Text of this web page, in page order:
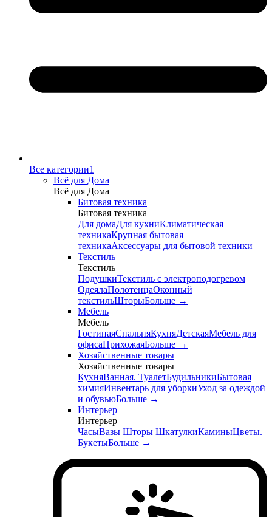
Все категории1
Всё для Дома
Всё для Дома
Битовая техника
Битовая техника
Для домаДля кухниКлиматическая
техникаКрупная бытовая
техникаАксессуары для бытовой техники
Текстиль
Текстиль
ПодушкиТекстиль с электроподогревом
ОдеялаПолотенцаОконный
текстильШторыБольше →
Мебель
Мебель
ГостинаяСпальняКухняДетскаяМебель для
офисаПрихожаяБольше →
Хозяйственные товары
Хозяйственные товары
КухняВанная. ТуалетБудильникиБытовая
химияИнвентарь для уборкиУход за одеждой
и обувьюБольше →
Интерьер
Интерьер
ЧасыВазы Шторы ШкатулкиКаминыЦветы.
БукетыБольше →